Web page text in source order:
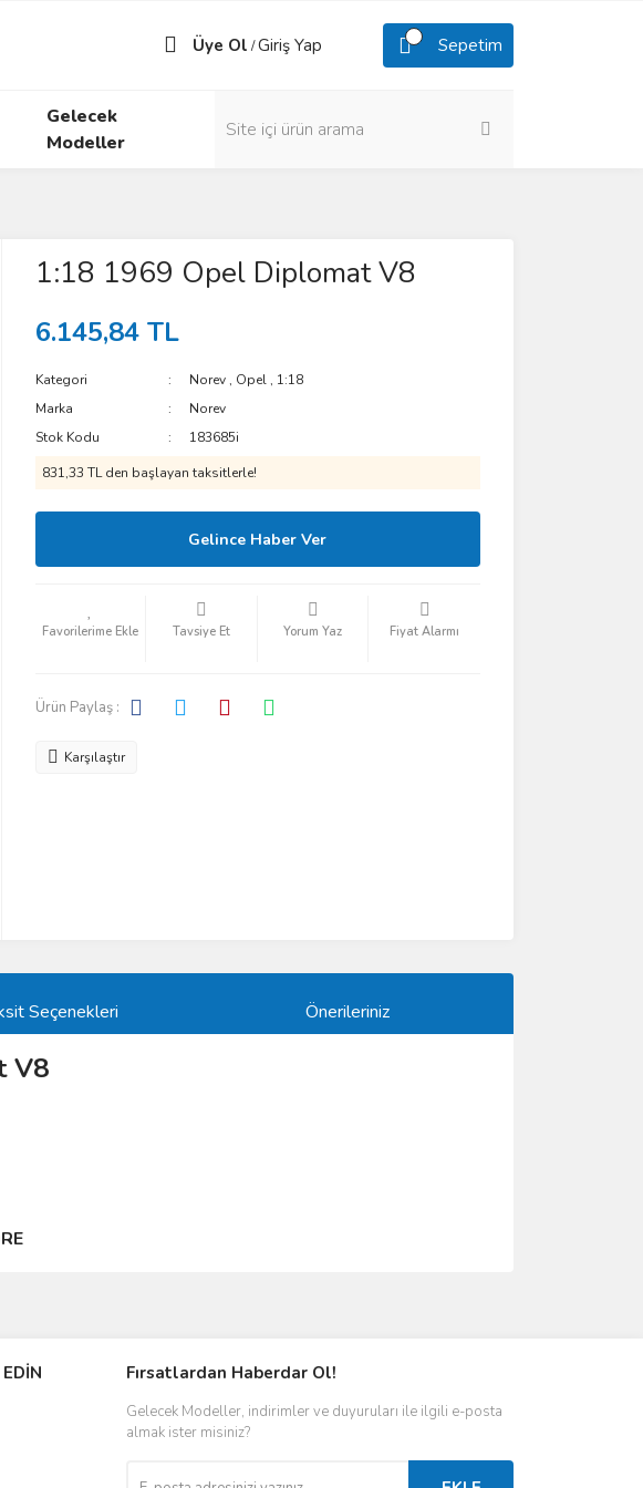
Üye Ol /Giriş Yap Sepetim
Gelecek
Modeller
1:18 1969 Opel Diplomat V8
6.145,84 TL
Kategori Norev , Opel , 1:18
Marka
Norev
Stok Kodu
183685i
831,33 TL den başlayan taksitlerle!
Gelince Haber Ver
Tavsiye Et Yorum Yaz Fiyat Alarmı
Ürün Paylaş :
Karşılaştır
Seçenekleri Önerileriniz
V8
Fırsatlardan Haberdar Ol!
Gelecek Modeller, indirimler ve duyuruları ile ilgili e-posta
almak ister misiniz?